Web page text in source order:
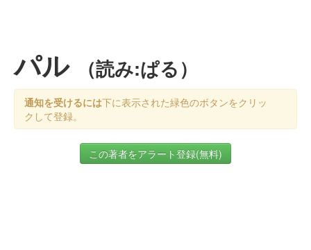
パル （読み:ぱる）
通知を受けるには下に表示された緑色のボタンをクリッ
クして登録。
この著者をアラート登録(無料)